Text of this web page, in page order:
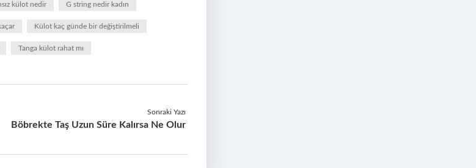
külot nedir G string nedir kadın
Külot kaç günde bir değiştirilmeli
Tanga külot rahat mı
Sonraki Yazı
Böbrekte Taş Uzun Süre Kalırsa Ne Olur